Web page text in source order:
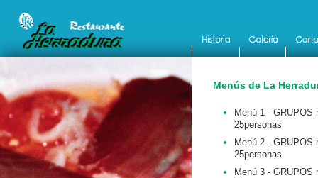
Menús de La
Menú 1 - GRUPOS
25personas
Menú 2 - GRUPOS
25personas
Menú 3 - GRUPOS